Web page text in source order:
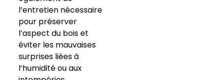
l’entretien nécessaire
pour préserver
l’aspect du bois et
éviter les mauvaises
surprises liées à
l’humidité ou aux